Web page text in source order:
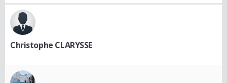
Christophe CLARYSSE